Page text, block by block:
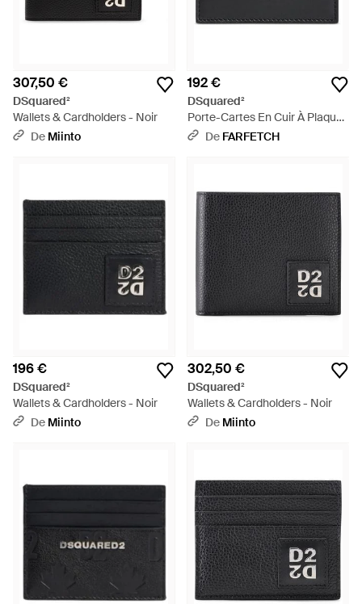
307,50 €
DSquared²
Wallets & Cardholders - Noir
De Miinto
192 €
DSquared²
Porte-Cartes En Cuir À Plaque
Logo - Noir
De FARFETCH
196 €
DSquared²
Wallets & Cardholders - Noir
De Miinto
302,50 €
DSquared²
Wallets & Cardholders - Noir
De Miinto